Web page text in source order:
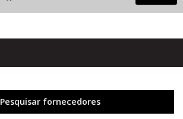
Pesquisar fornecedores